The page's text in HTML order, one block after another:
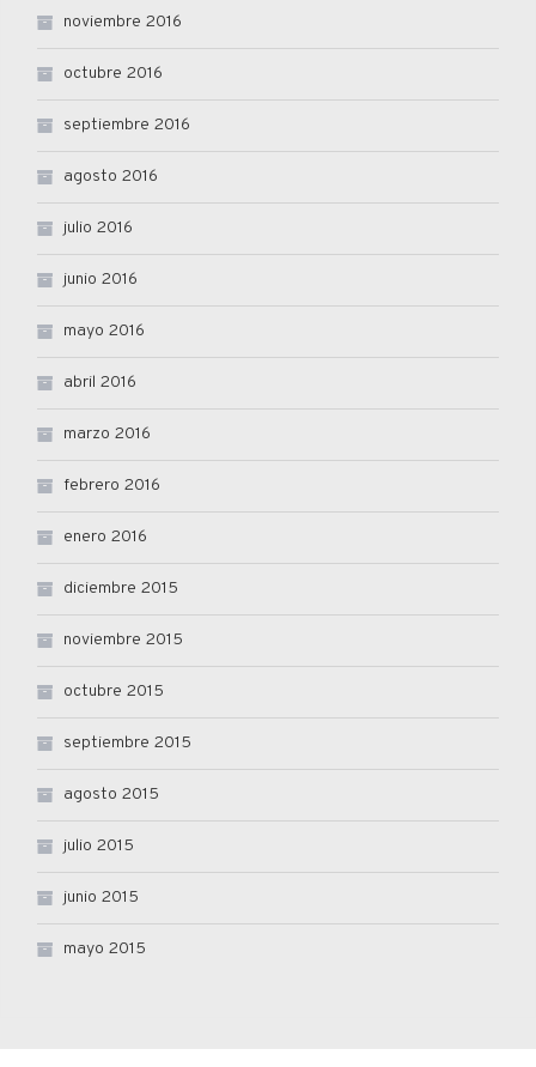
noviembre 2016
octubre 2016
septiembre 2016
agosto 2016
julio 2016
junio 2016
mayo 2016
abril 2016
marzo 2016
febrero 2016
enero 2016
diciembre 2015
noviembre 2015
octubre 2015
septiembre 2015
agosto 2015
julio 2015
junio 2015
mayo 2015